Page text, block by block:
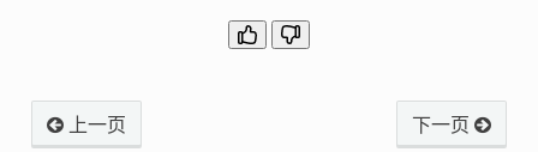
上一页 下一页